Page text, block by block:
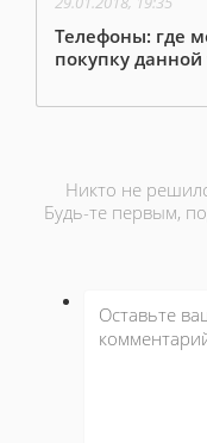
Телефоны: где
покупку данной
Никто не
Будь-те первым,